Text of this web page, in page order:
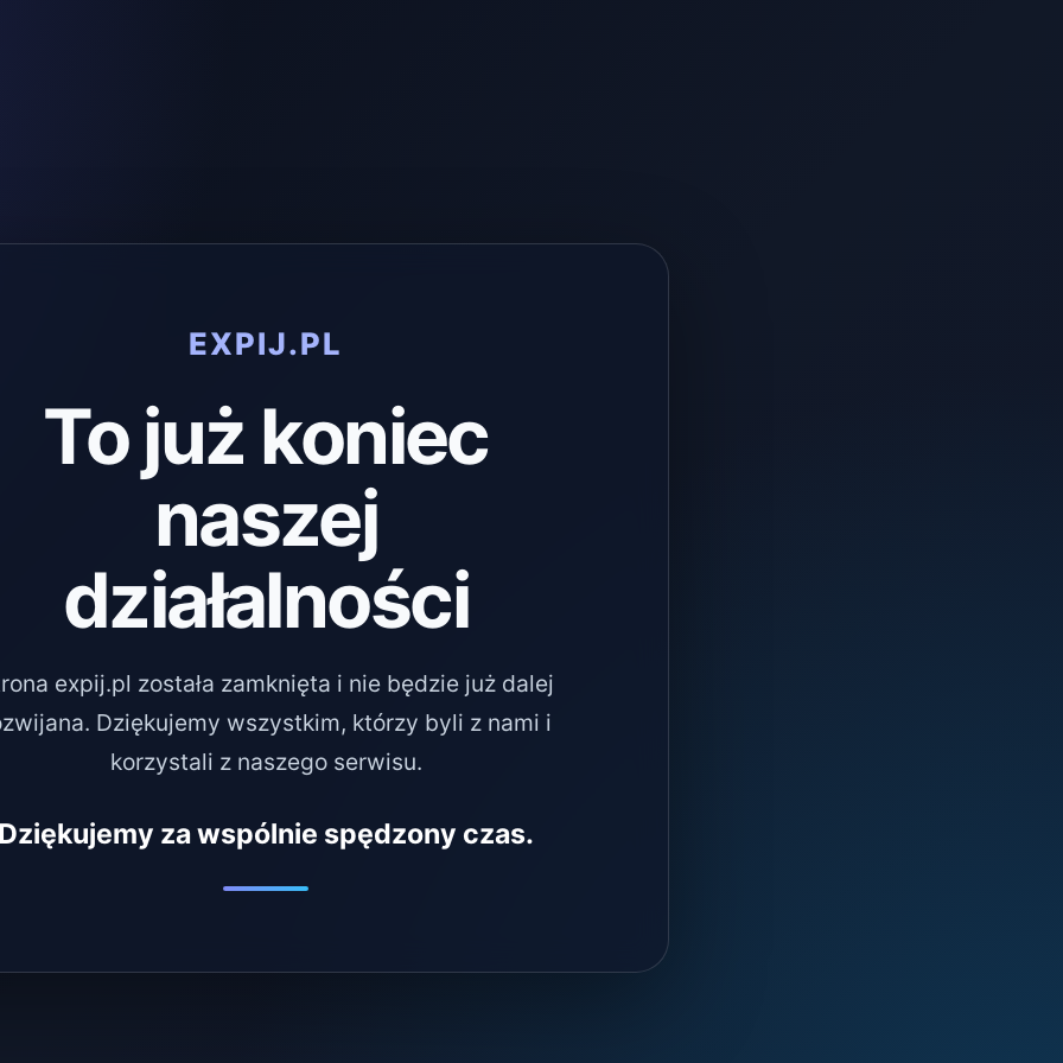
EXPIJ.PL
To już koniec
naszej
działalności
expij.pl została zamknięta i nie będzie już dalej
Dziękujemy wszystkim, którzy byli z nami i
korzystali z naszego serwisu.
za wspólnie spędzony czas.